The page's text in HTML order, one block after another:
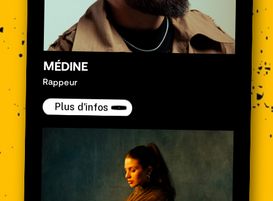
MÉDINE
Rappeur
Plus d'infos